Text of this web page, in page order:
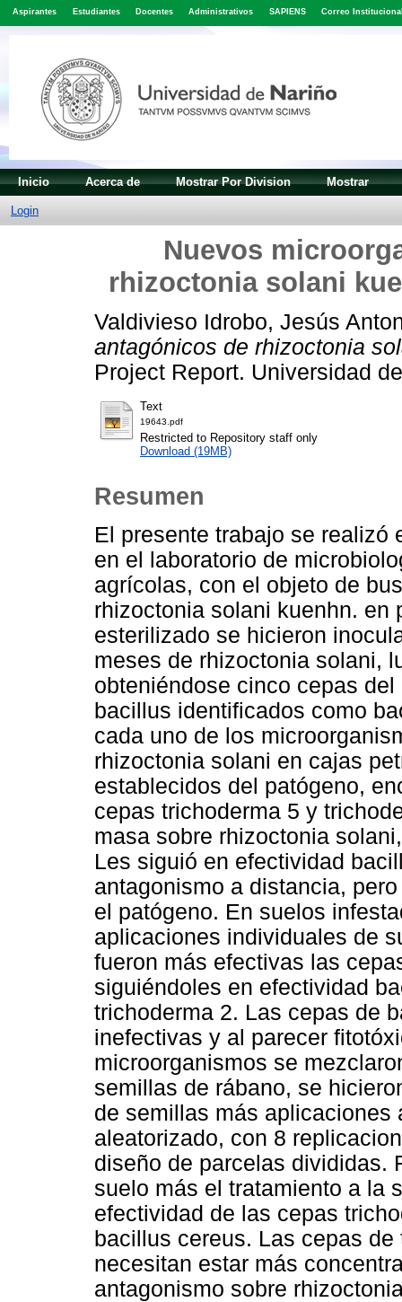
Aspirantes Estudiantes Docentes Administrativos SAPIENS Correo
Inicio Acerca de Mostrar Por Division Mostrar
Login
Nuevos
rhizoctonia solani
Valdivieso Idrobo, Jesús
antagónicos de rhizoctonia
Project Report. Universidad
Text
19643.pdf
Restricted to Repository staff only
Download (19MB)
Resumen
El presente trabajo se realizó
en el laboratorio de
agrícolas, con el objeto de
rhizoctonia solani kuenhn. en
esterilizado se hicieron
meses de rhizoctonia solani,
obteniéndose cinco cepas
bacillus identificados como
cada uno de los
rhizoctonia solani en cajas
establecidos del patógeno,
cepas trichoderma 5 y
masa sobre rhizoctonia
Les siguió en efectividad
antagonismo a distancia,
el patógeno. En suelos
aplicaciones individuales de
fueron más efectivas las
siguiéndoles en efectividad
trichoderma 2. Las cepas de
inefectivas y al parecer
microorganismos se
semillas de rábano, se
de semillas más aplicaciones
aleatorizado, con 8
diseño de parcelas divididas.
suelo más el tratamiento a la
efectividad de las cepas
bacillus cereus. Las cepas
necesitan estar más
antagonismo sobre